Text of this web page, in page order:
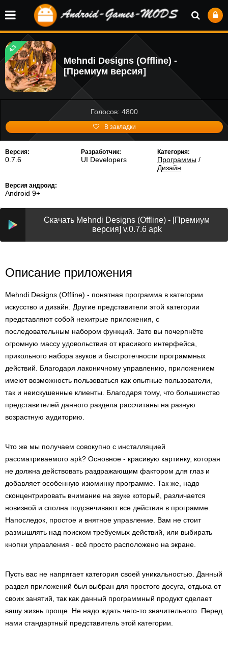
4.3
Mehndi Designs (Offline) -
[Премиум версия]
Голосов: 4800
В закладки
Версия:
0.7.6
Разработчик:
UI Developers
Категория:
Программы/
Дизайн
Версия андроид:
Android 9+
Скачать Mehndi Designs (Offline) - [Премиум
версия] v.0.7.6 apk
Описание приложения
Mehndi Designs (Offline) - понятная программа в категории
искусство и дизайн. Другие представители этой категории
представляют собой нехитрые приложения, с
последовательным набором функций. Зато вы почерпнёте
огромную массу удовольствия от красивого интерфейса,
прикольного набора звуков и быстротечности программных
действий. Благодаря лаконичному управлению, приложением
имеют возможность пользоваться как опытные пользователи,
так и неискушенные клиенты. Благодаря тому, что большинство
представителей данного раздела рассчитаны на разную
возрастную аудиторию.
Что же мы получаем совокупно с инсталляцией
рассматриваемого apk? Основное - красивую картинку, которая
не должна действовать раздражающим фактором для глаз и
добавляет особенную изюминку программе. Так же, надо
сконцентрировать внимание на звуке который, различается
новизной и сполна подсвечивают все действия в программе.
Напоследок, простое и внятное управление. Вам не стоит
размышлять над поиском требуемых действий, или выбирать
кнопки управления - всё просто расположено на экране.
Пусть вас не напрягает категория своей уникальностью. Данный
раздел приложений был выбран для простого досуга, отдыха от
своих занятий, так как данный программный продукт сделает
вашу жизнь проще. Не надо ждать чего-то значительного. Перед
нами стандартный представитель этой категории.